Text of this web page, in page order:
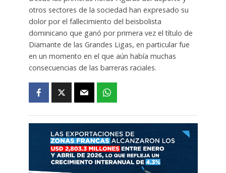
otros sectores de la sociedad han expresado su
dolor por el fallecimiento del beisbolista
dominicano que ganó por primera vez el título de
Diamante de las Grandes Ligas, en particular fue
en un momento en el que aún había muchas
consecuencias de las barreras raciales.